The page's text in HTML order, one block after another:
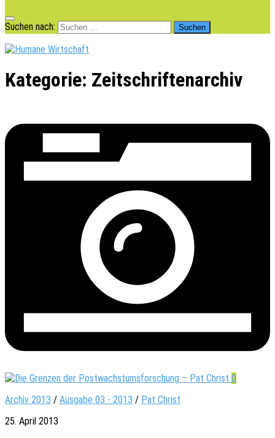
Suchen nach:
Kategorie: Zeitschriftenarchiv
0
Archiv 2013 / Ausgabe 03 - 2013 / Pat Christ
25. April 2013